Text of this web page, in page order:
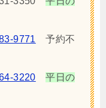
9771
予約不
3220
平日の